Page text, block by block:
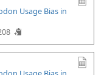
Usage Bias in